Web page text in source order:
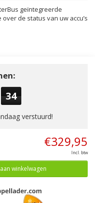
geïntegreerde
de status van uw accu’s
34
verstuurd!
€329,95
Incl. btw
winkelwagen